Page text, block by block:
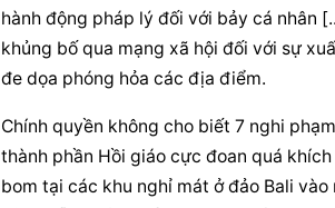
hành động pháp lý đối với bảy cá nhân
khủng bố qua mạng xã hội đối với sự
đe dọa phóng hỏa các địa điểm.
Chính quyền không cho biết 7 nghi
thành phần Hồi giáo cực đoan quá
bom tại các khu nghỉ mát ở đảo Bali